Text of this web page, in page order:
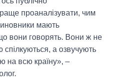
проаналізувати, чим
мають
вони говорять. Вони ж не
спілкуються, а озвучують
на всю країну», –